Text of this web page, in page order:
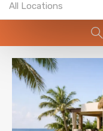
All Locations